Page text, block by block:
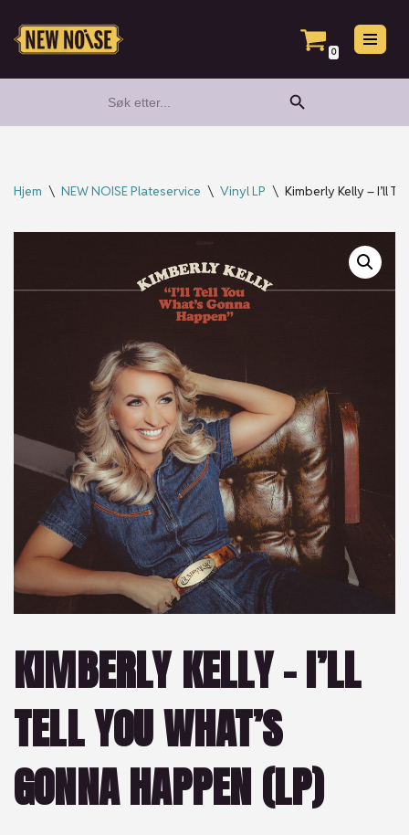
Hopp
0
for:
Search Button
Hjem \ NEW NOISE Plateservice \ Vinyl LP \ Kimberly Kelly – I’ll
KIMBERLY KELLY – I’LL
TELL YOU WHAT’S
GONNA HAPPEN (LP)